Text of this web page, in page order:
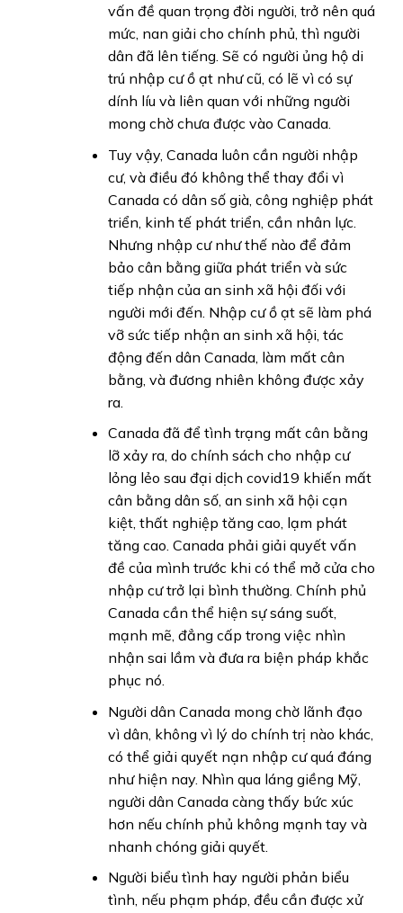
vấn đề quan trọng đời người, trở nên quá
mức, nan giải cho chính phủ, thì người
dân đã lên tiếng. Sẽ có người ủng hộ di
trú nhập cư ồ ạt như cũ, có lẽ vì có sự
dính líu và liên quan với những người
mong chờ chưa được vào Canada.
Tuy vậy, Canada luôn cần người nhập
cư, và điều đó không thể thay đổi vì
Canada có dân số già, công nghiệp phát
triển, kinh tế phát triển, cần nhân lực.
Nhưng nhập cư như thế nào để đảm
bảo cân bằng giữa phát triển và sức
tiếp nhận của an sinh xã hội đối với
người mới đến. Nhập cư ồ ạt sẽ làm phá
vỡ sức tiếp nhận an sinh xã hội, tác
động đến dân Canada, làm mất cân
bằng, và đương nhiên không được xảy
ra.
Canada đã để tình trạng mất cân bằng
lỡ xảy ra, do chính sách cho nhập cư
lỏng lẻo sau đại dịch covid19 khiến mất
cân bằng dân số, an sinh xã hội cạn
kiệt, thất nghiệp tăng cao, lạm phát
tăng cao. Canada phải giải quyết vấn
đề của mình trước khi có thể mở cửa cho
nhập cư trở lại bình thường. Chính phủ
Canada cần thể hiện sự sáng suốt,
mạnh mẽ, đẳng cấp trong việc nhìn
nhận sai lầm và đưa ra biện pháp khắc
phục nó.
Người dân Canada mong chờ lãnh đạo
vì dân, không vì lý do chính trị nào khác,
có thể giải quyết nạn nhập cư quá đáng
như hiện nay. Nhìn qua láng giềng Mỹ,
người dân Canada càng thấy bức xúc
hơn nếu chính phủ không mạnh tay và
nhanh chóng giải quyết.
Người biểu tình hay người phản biểu
tình, nếu phạm pháp, đều cần được xử